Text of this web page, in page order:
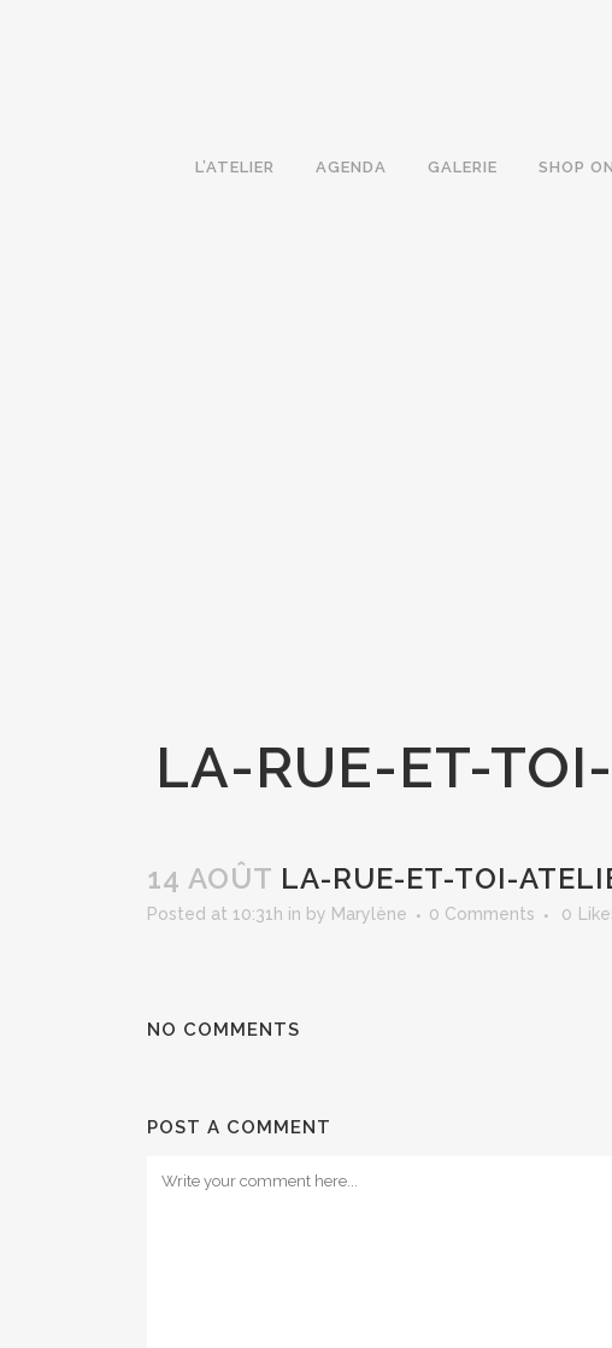
L’ATELIER AGENDA GALERIE SHOP
LA-RUE-ET-
14 AOÛT LA-RUE-ET-TOI-
Posted at 10:31h in by Marylène 0 Comments 0
NO COMMENTS
POST A COMMENT